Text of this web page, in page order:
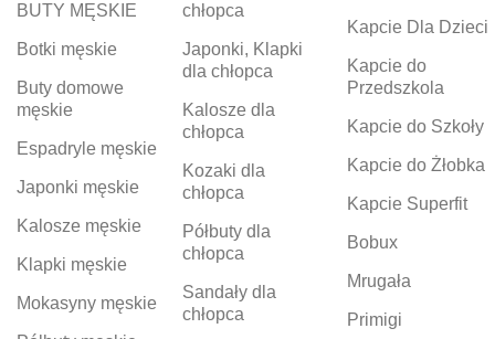
BUTY MĘSKIE
Botki męskie
Buty domowe
męskie
Espadryle męskie
Japonki męskie
Kalosze męskie
Klapki męskie
Mokasyny męskie
chłopca
Japonki, Klapki
dla chłopca
Kalosze dla
chłopca
Kozaki dla
chłopca
Półbuty dla
chłopca
Sandały dla
chłopca
Kapcie Dla Dzieci
Kapcie do
Przedszkola
Kapcie do Szkoły
Kapcie do Żłobka
Kapcie Superfit
Bobux
Mrugała
Primigi